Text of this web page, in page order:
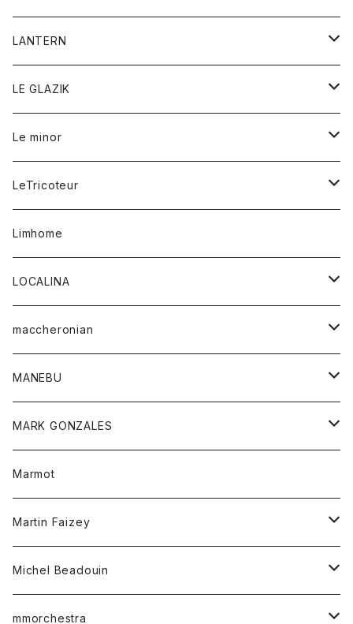
フリース
マフラー
リング
バンダナ
ジャケット
タンクトップ
Tシャツ
ベスト
ポロシャツ
ロングスリーブTシャツ
オーバーオール
ショートパンツ
レディース
アウター
カーディガン
セーター
チュニック
シャツ
オーバーオール
ショートパンツ
レディース
オーバーオール
シャツ
ワンピース
ワンピース
Gジャケット
スウェット
帽子
アウター
LANTERN
アウター
Tシャツ
LE GLAZIK
レディース
コート
シャツ
ワンピース
Tシャツ
Le minor
ボトム
スカート
パンツ
レディース
アウター
カットソー
トップス
シャツ
LeTricoteur
カーディガン
Limhome
LOCALINA
ロングスリーブテーシャツ
maccheronian
靴
MANEBU
靴
MARK GONZALES
トップス
Tシャツ
Marmot
Martin Faizey
ベルト
Michel Beadouin
トップス
mmorchestra